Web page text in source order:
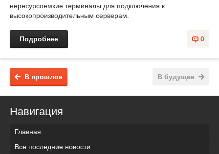
нересурсоемкие терминалы для подключения к
высокопроизводительным серверам.
0
Подробнее
В будущее
В прошлое
Навигация
Главная
Все последние новости